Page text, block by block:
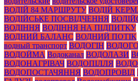
ВОДІЙ 84 МАРШРУТУ ВОДІЙ
ВОДІЙСЬКЕ ПОСВІДЧЕННЯ
ВОДІННЯ ВОДІННЯ НА ПІДПИТКУ
ВОДНИЙ БАЛАНС ВОДНИЙ ПОТІК
водный транспорт ВОДОГІН
ВОДОЙМА Водоканал ВОДОЛАЗИ
ВОДОНАГРІВАЧ ВОДОПІЛЛЯ
ВОДОПОСТАЧЯННЯ ВОДОПРОВІД